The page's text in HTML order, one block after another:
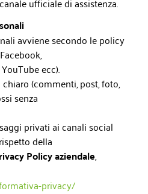
avviene secondo le policy
ecc).
(commenti, post, foto,
senza
privati ai canali social
della
Policy aziendale,
privacy/